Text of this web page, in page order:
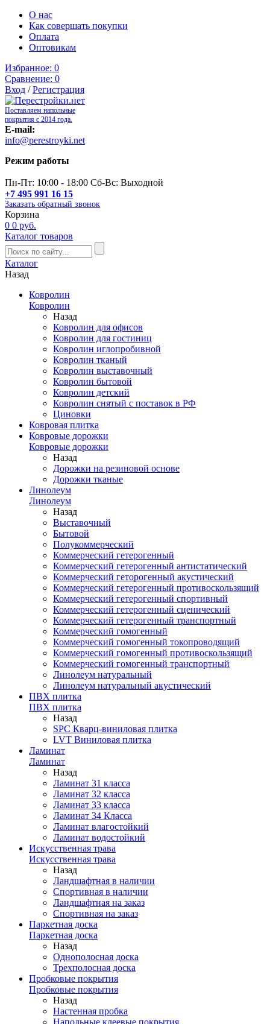
О нас
Как совершать покупки
Оплата
Оптовикам
Избранное: 0
Сравнение: 0
Вход /Регистрация
Поставляем напольные
покрытия с 2014 года.
E-mail:
info@perestroyki.net
Режим работы
Пн-Пт: 10:00 - 18:00 Сб-Вс: Выходной
+7 495 991 16 15
Заказать обратный звонок
Корзина
0 0 руб.
Каталог товаров
Каталог
Назад
Ковролин
Ковролин
Назад
Ковролин для офисов
Ковролин для гостиниц
Ковролин иглопробивной
Ковролин тканый
Ковролин выставочный
Ковролин бытовой
Ковролин детский
Ковролин снятый с поставок в РФ
Циновки
Ковровая плитка
Ковровые дорожки
Ковровые дорожки
Назад
Дорожки на резиновой основе
Дорожки тканые
Линолеум
Линолеум
Назад
Выставочный
Бытовой
Полукоммерческий
Коммерческий гетерогенный
Коммерческий гетерогенный антистатический
Коммерческий геторогенный акустический
Коммерческий гетерогенный противоскользящий
Коммерческий гетерогенный спортивный
Коммерческий гетерогенный сценический
Коммерческий гетерогенный транспортный
Коммерческий гомогенный
Коммерческий гомогенный токопроводящий
Коммерческий гомогенный противоскользящий
Коммерческий гомогенный транспортный
Линолеум натуральный
Линолеум натуральный акустический
ПВХ плитка
ПВХ плитка
Назад
SPC Кварц-виниловая плитка
LVT Виниловая плитка
Ламинат
Ламинат
Назад
Ламинат 31 класса
Ламинат 32 класса
Ламинат 33 класса
Ламинат 34 Класса
Ламинат влагостойкий
Ламинат водостойкий
Искусственная трава
Искусственная трава
Назад
Ландшафтная в наличии
Спортивная в наличии
Ландшафтная на заказ
Спортивная на заказ
Паркетная доска
Паркетная доска
Назад
Однополосная доска
Трехполосная доска
Пробковые покрытия
Пробковые покрытия
Назад
Настенная пробка
Напольные клеевые покрытия